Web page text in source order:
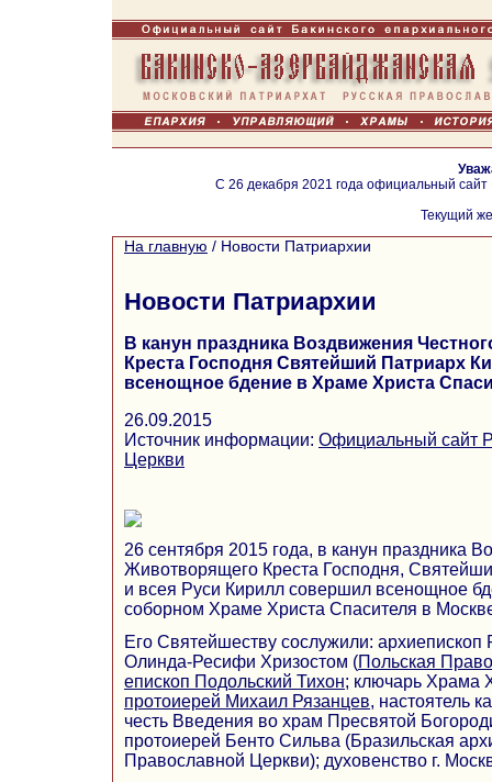
С 26 декабря 2021 года официальный
Текущий
На главную / Новости Патриархии
Новости Патриархии
В канун праздника Воздвижения
Креста Господня Святейший Патриарх
всенощное бдение в Храме Христа
26.09.2015
Источник информации: Официальный сайт
Церкви
26 сентября 2015 года, в канун праздника
Животворящего Креста Господня,
и всея Руси Кирилл совершил всенощное
соборном Храме Христа Спасителя в
Его Святейшеству сослужили:
Олинда-Ресифи Хризостом (Польская
епископ Подольский Тихон; ключарь Храма
протоиерей Михаил Рязанцев, настоятель
честь Введения во храм Пресвятой
протоиерей Бенто Сильва (Бразильская
Православной Церкви); духовенство г.